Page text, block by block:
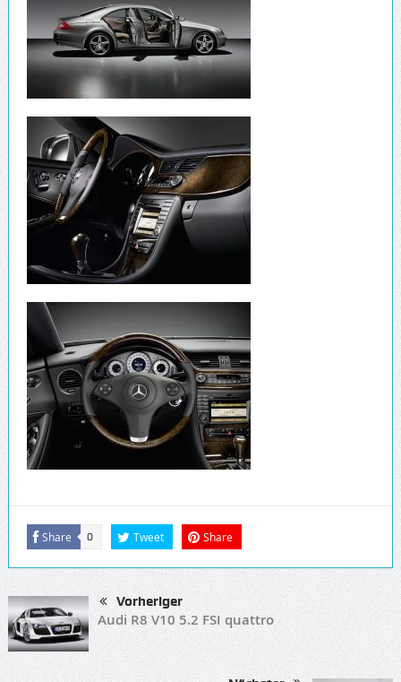
Share 0 Tweet Share
Vorheriger
Audi R8 V10 5.2 FSI quattro